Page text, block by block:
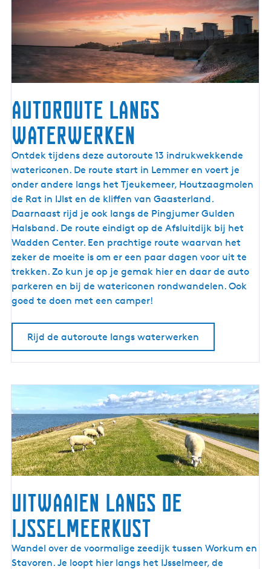
Autoroute langs
waterwerken
A
u
t
o
r
o
u
t
e
l
a
t
r
w
e
r
k
Ontdek tijdens deze autoroute 13 indrukwekkende
watericonen. De route start in Lemmer en voert je
onder andere langs het Tjeukemeer, Houtzaagmolen
de Rat in IJlst en de kliffen van Gaasterland.
Daarnaast rijd je ook langs de Pingjumer Gulden
Halsband. De route eindigt op de Afsluitdijk bij het
Wadden Center. Een prachtige route waarvan het
zeker de moeite is om er een paar dagen voor uit te
trekken. Zo kun je op je gemak hier en daar de auto
parkeren en bij de watericonen rondwandelen. Ook
goed te doen met een camper!
Rijd de autoroute langs waterwerken
Uitwaaien langs de
IJsselmeerkust
U
i
Wandel over de voormalige zeedijk tussen Workum en
Stavoren. Je loopt hier langs het IJsselmeer, de